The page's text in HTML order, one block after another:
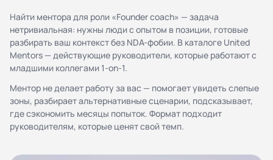
Найти ментора для роли «Founder coach» — задача
нетривиальная: нужны люди с опытом в позиции, готовые
разбирать ваш контекст без NDA-фобии. В каталоге United
Mentors — действующие руководители, которые работают с
младшими коллегами 1-on-1.
Ментор не делает работу за вас — помогает увидеть слепые
зоны, разбирает альтернативные сценарии, подсказывает,
где сэкономить месяцы попыток. Формат подходит
руководителям, которые ценят свой темп.
Документы
Публичная оферта
Соглашение о конфиденциальности (NDA)
Политика конфиденциальности и обработки
персональных данных
Согласие на обработку персональных данных
Правила работы